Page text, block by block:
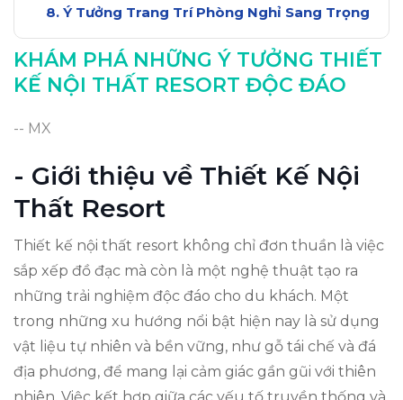
Ý Tưởng Trang Trí Phòng Nghỉ Sang Trọng
Lựa Chọn Đồ Nội Thất Đẳng Cấp
Kết Luận: Tương Lai Của Thiết Kế Resort
KHÁM PHÁ NHỮNG Ý TƯỞNG THIẾT
KẾ NỘI THẤT RESORT ĐỘC ĐÁO
-- MX
- Giới thiệu về Thiết Kế Nội
Thất Resort
Thiết kế nội thất resort không chỉ đơn thuần là việc
sắp xếp đồ đạc mà còn là một nghệ thuật tạo ra
những trải nghiệm độc đáo cho du khách. Một
trong những xu hướng nổi bật hiện nay là sử dụng
vật liệu tự nhiên và bền vững, như gỗ tái chế và đá
địa phương, để mang lại cảm giác gần gũi với thiên
nhiên. Việc kết hợp giữa các yếu tố truyền thống và